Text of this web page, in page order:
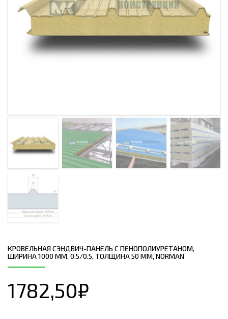
КРОВЕЛЬНАЯ СЭНДВИЧ-ПАНЕЛЬ С ПЕНОПОЛИУРЕТАНОМ,
ШИРИНА 1000 ММ, 0.5/0.5, ТОЛЩИНА 50 ММ, NORMAN
1782,50₽